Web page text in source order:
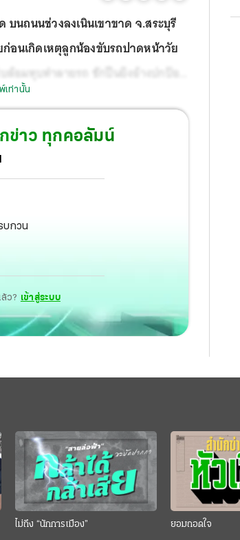
นถนนช่วงลงเนินเขาขาด จ.สระบุรี
อนเกิดเหตุลูกน้องขับรถปาดหน้าวัย
อมทุบทำลายรถ ชักปืนยิงอ้างปกป้อง
อมแจ้งข้อหาหนัก
เท่านั้น
ข่าว ทุกคอลัมน์
บกวน
ว? เข้าสู่ระบบ
ไม่ถึง “นักการเมือง” ยอมถอดใจ